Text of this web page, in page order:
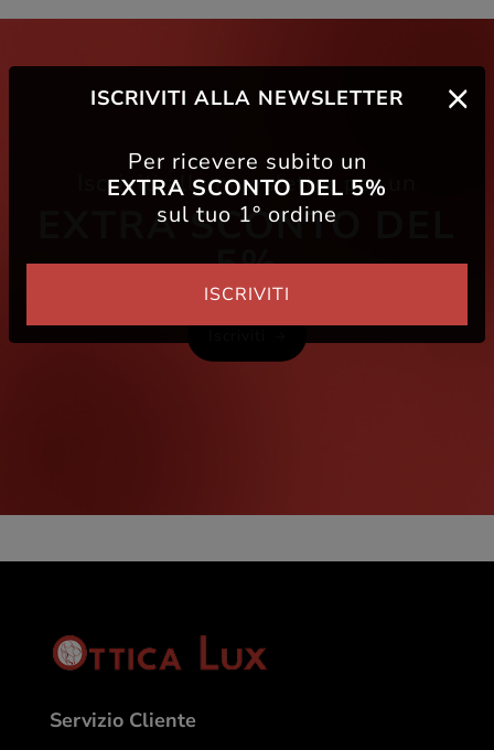
Iscriviti alla newsletter per un
EXTRA SCONTO DEL
5%
Servizio Cliente
ISCRIVITI ALLA NEWSLETTER
Per ricevere subito un
EXTRA SCONTO DEL 5%
sul tuo 1° ordine
ISCRIVITI